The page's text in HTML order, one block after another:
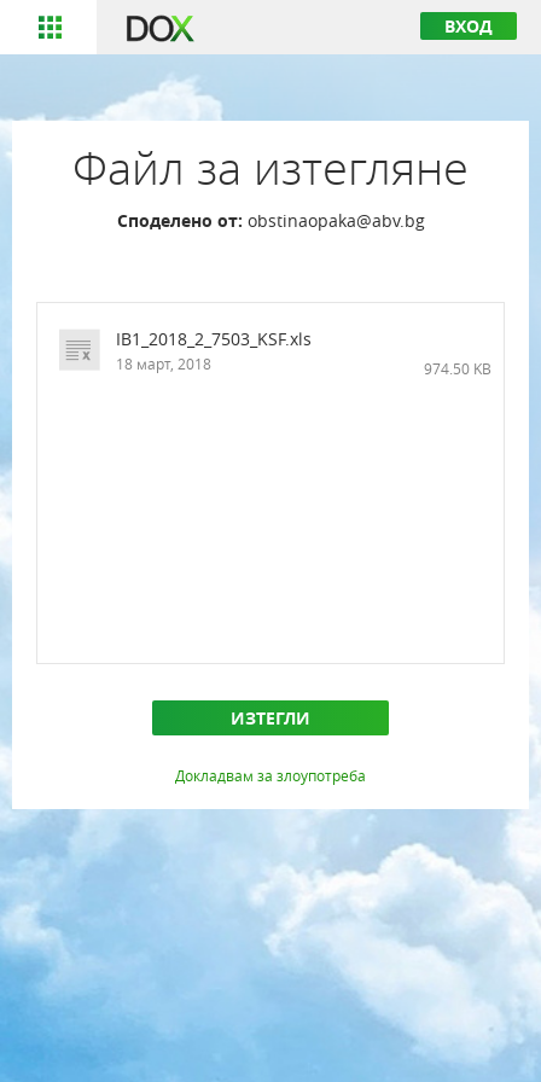
ВХОД
Файл за изтегляне
Споделено от: obstinaopaka@abv.bg
IB1_2018_2_7503_KSF.xls
18 март, 2018 974.50 KB
ИЗТЕГЛИ
Докладвам за злоупотреба